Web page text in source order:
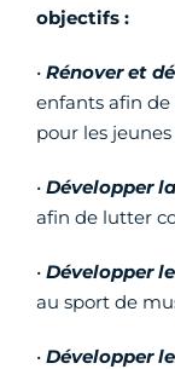
objectifs :
• Rénover et
enfants afin
pour les
• Développer
afin de lutter
• Développer
au sport de
• Développer